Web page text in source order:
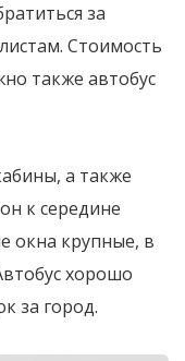
за
Стоимость
также автобус
а также
к середине
окна крупные, в
хорошо
за город.